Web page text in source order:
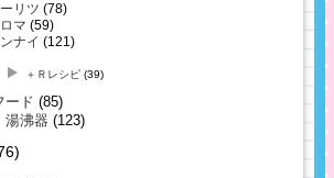
ーリツ (78)
マ (59)
ナイ (121)
＋Ｒレシピ (39)
ード (85)
湯沸器 (123)